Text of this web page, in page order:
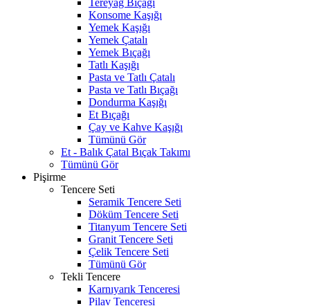
Tereyağ Bıçağı
Konsome Kaşığı
Yemek Kaşığı
Yemek Çatalı
Yemek Bıçağı
Tatlı Kaşığı
Pasta ve Tatlı Çatalı
Pasta ve Tatlı Bıçağı
Dondurma Kaşığı
Et Bıçağı
Çay ve Kahve Kaşığı
Tümünü Gör
Et - Balık Çatal Bıçak Takımı
Tümünü Gör
Pişirme
Tencere Seti
Seramik Tencere Seti
Döküm Tencere Seti
Titanyum Tencere Seti
Granit Tencere Seti
Çelik Tencere Seti
Tümünü Gör
Tekli Tencere
Karnıyarık Tenceresi
Pilav Tenceresi